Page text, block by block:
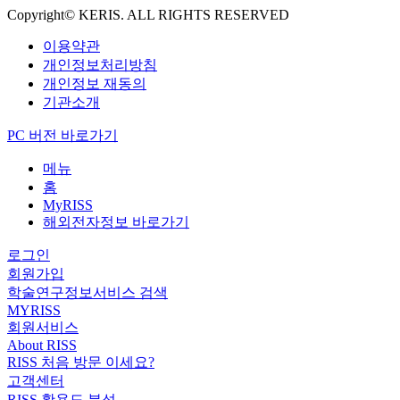
Copyright© KERIS. ALL RIGHTS RESERVED
이용약관
개인정보처리방침
개인정보 재동의
기관소개
PC 버전 바로가기
메뉴
홈
MyRISS
해외전자정보 바로가기
로그인
회원가입
학술연구정보서비스 검색
MYRISS
회원서비스
About RISS
RISS 처음 방문 이세요?
고객센터